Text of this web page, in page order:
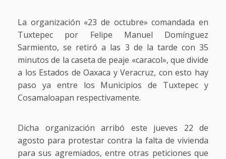
La organización «23 de octubre» comandada en
Tuxtepec por Felipe Manuel Domínguez
Sarmiento, se retiró a las 3 de la tarde con 35
minutos de la caseta de peaje «caracol», que divide
a los Estados de Oaxaca y Veracruz, con esto hay
paso ya entre los Municipios de Tuxtepec y
Cosamaloapan respectivamente.
Dicha organización arribó este jueves 22 de
agosto para protestar contra la falta de vivienda
para sus agremiados, entre otras peticiones que